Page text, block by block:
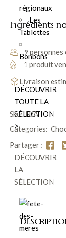
régionaux
Les
Tablettes
Bonbons
DÉCOUVRIR
TOUTE LA
SÉLECTION
>
DÉCOUVRIR
LA
SÉLECTION
Ingrédients
9
1 produit
Livraison
Sku: N/A
Categories:
Partager :